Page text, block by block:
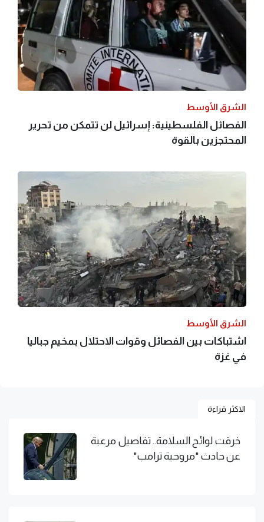
الشرق الأوسط
الفصائل الفلسطينية: إسرائيل لن تتمكن من تحرير
المحتجزين بالقوة
الشرق الأوسط
اشتباكات بين الفصائل وقوات الاحتلال بمخيم جباليا
في غزة
الاكثر قراءة
خرقت لوائح السلامة.. تفاصيل مرعبة
عن حادث "مروحية ترامب"